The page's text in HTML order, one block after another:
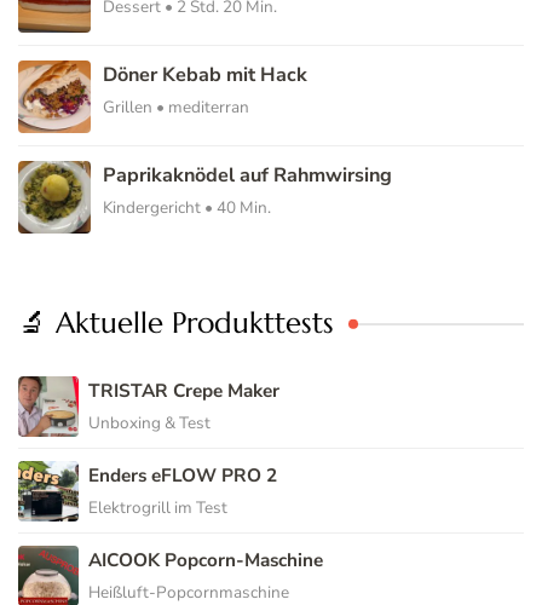
Dessert • 2 Std. 20 Min.
Döner Kebab mit Hack
Grillen • mediterran
Paprikaknödel auf Rahmwirsing
Kindergericht • 40 Min.
🔬 Aktuelle Produkttests
TRISTAR Crepe Maker
Unboxing & Test
Enders eFLOW PRO 2
Elektrogrill im Test
AICOOK Popcorn-Maschine
Heißluft-Popcornmaschine